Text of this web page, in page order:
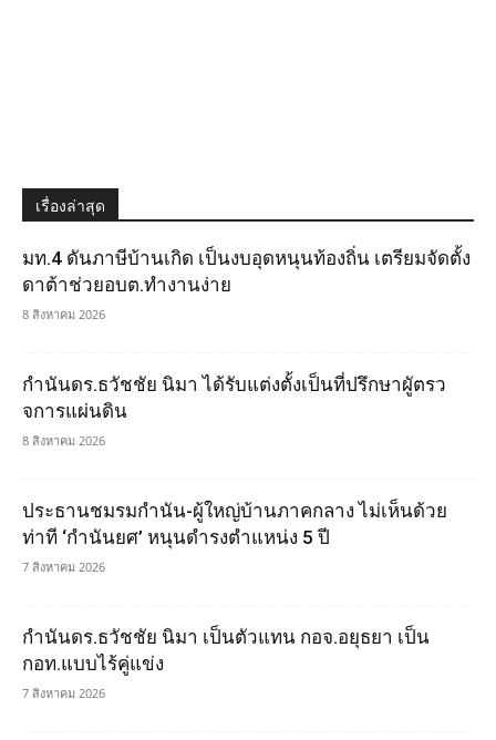
เรื่องล่าสุด
มท.4 ดันภาษีบ้านเกิด เป็นงบอุดหนุนท้องถิ่น เตรียมจัดตั้ง
ดาต้าช่วยอบต.ทำงานง่าย
8 สิงหาคม 2026
กำนันดร.ธวัชชัย นิมา ได้รับแต่งตั้งเป็นที่ปรึกษาผูัตรว
จการแผ่นดิน
8 สิงหาคม 2026
ประธานชมรมกำนัน-ผู้ใหญ่บ้านภาคกลาง ไม่เห็นด้วย
ท่าที ‘กำนันยศ’ หนุนดำรงตำแหน่ง 5 ปี
7 สิงหาคม 2026
กำนันดร.ธวัชชัย นิมา เป็นตัวแทน กอจ.อยุธยา เป็น
กอท.แบบไร้คู่แข่ง
7 สิงหาคม 2026